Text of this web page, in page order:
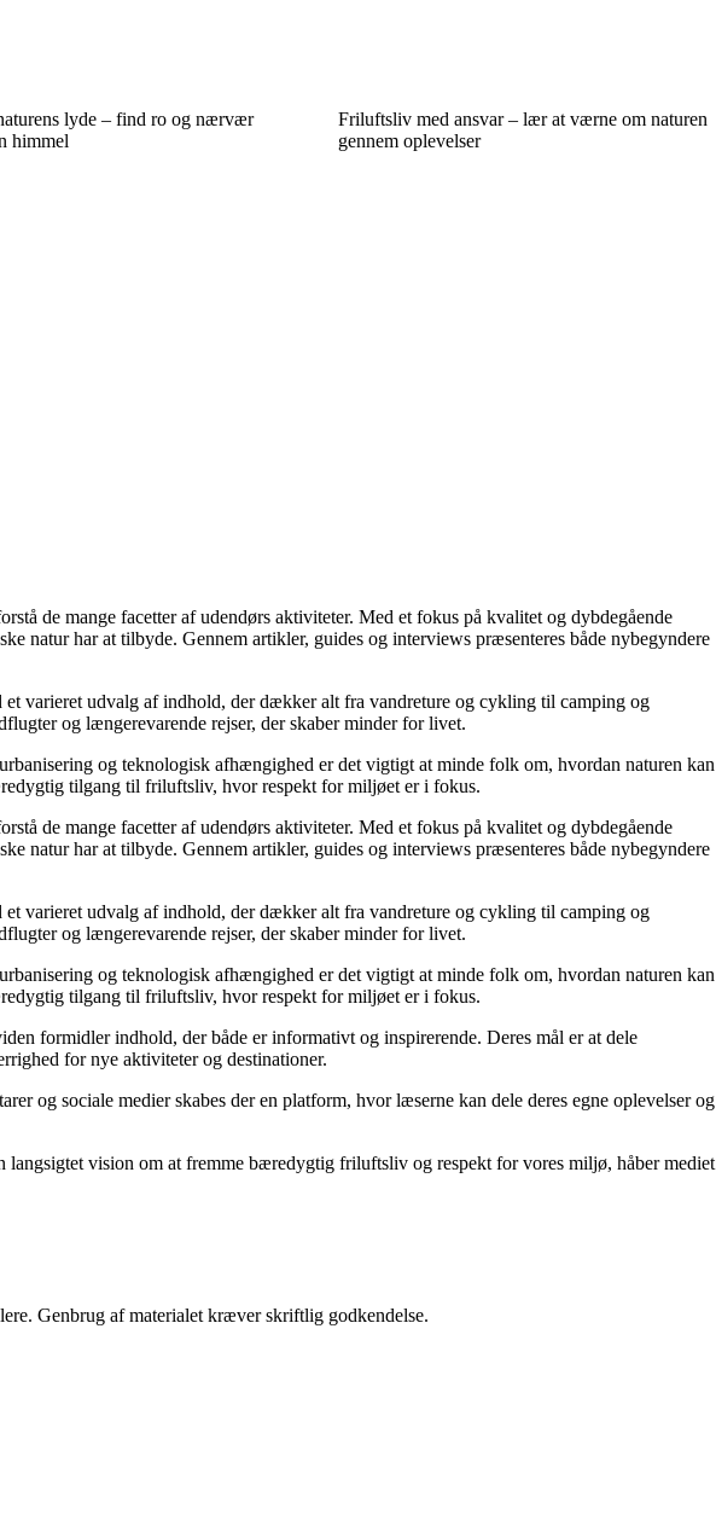
lyde – find ro og nærvær
himmel
Friluftsliv med ansvar – lær at værne om naturen
gennem oplevelser
de mange facetter af udendørs aktiviteter. Med et fokus på kvalitet og dybdegående
natur har at tilbyde. Gennem artikler, guides og interviews præsenteres både nybegyndere
varieret udvalg af indhold, der dækker alt fra vandreture og cykling til camping og
og længerevarende rejser, der skaber minder for livet.
og teknologisk afhængighed er det vigtigt at minde folk om, hvordan naturen kan
tilgang til friluftsliv, hvor respekt for miljøet er i fokus.
de mange facetter af udendørs aktiviteter. Med et fokus på kvalitet og dybdegående
natur har at tilbyde. Gennem artikler, guides og interviews præsenteres både nybegyndere
varieret udvalg af indhold, der dækker alt fra vandreture og cykling til camping og
og længerevarende rejser, der skaber minder for livet.
og teknologisk afhængighed er det vigtigt at minde folk om, hvordan naturen kan
tilgang til friluftsliv, hvor respekt for miljøet er i fokus.
formidler indhold, der både er informativt og inspirerende. Deres mål er at dele
for nye aktiviteter og destinationer.
og sociale medier skabes der en platform, hvor læserne kan dele deres egne oplevelser og
vision om at fremme bæredygtig friluftsliv og respekt for vores miljø, håber mediet
Genbrug af materialet kræver skriftlig godkendelse.